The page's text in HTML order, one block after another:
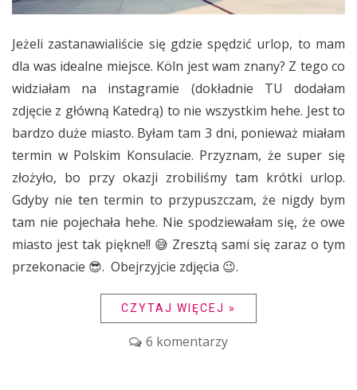
Jeżeli zastanawialiście się gdzie spędzić urlop, to mam
dla was idealne miejsce. Köln jest wam znany? Z tego co
widziałam na instagramie (dokładnie TU dodałam
zdjęcie z główną Katedrą) to nie wszystkim hehe. Jest to
bardzo duże miasto. Byłam tam 3 dni, ponieważ miałam
termin w Polskim Konsulacie. Przyznam, że super się
złożyło, bo przy okazji zrobiliśmy tam krótki urlop.
Gdyby nie ten termin to przypuszczam, że nigdy bym
tam nie pojechała hehe. Nie spodziewałam się, że owe
miasto jest tak piękne!! 😅 Zresztą sami się zaraz o tym
przekonacie 😎. Obejrzyjcie zdjęcia 😉.
CZYTAJ WIĘCEJ »
6 komentarzy